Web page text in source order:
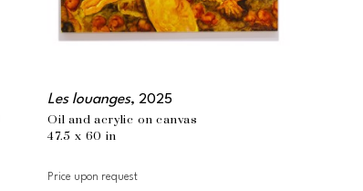
Les louanges, 2025
Oil and acrylic on canvas
47.5 x 60 in
Price upon request